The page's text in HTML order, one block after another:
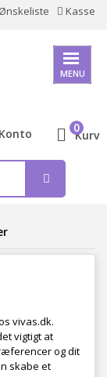
Ønskeliste Kasse
MENU
Konto Kurv
0
vivas.dk.
vigtigt at
og dit
skabe et